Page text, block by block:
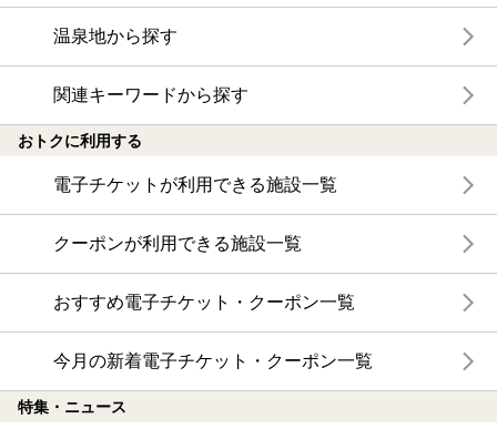
温泉地から探す
関連キーワードから探す
おトクに利用する
電子チケットが利用できる施設一覧
クーポンが利用できる施設一覧
おすすめ電子チケット・クーポン一覧
今月の新着電子チケット・クーポン一覧
特集・ニュース